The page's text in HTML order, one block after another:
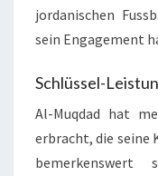
jordanischen
sein Engagement
Schlüssel-
Al-Muqdad hat
erbracht, die seine
bemerkenswert